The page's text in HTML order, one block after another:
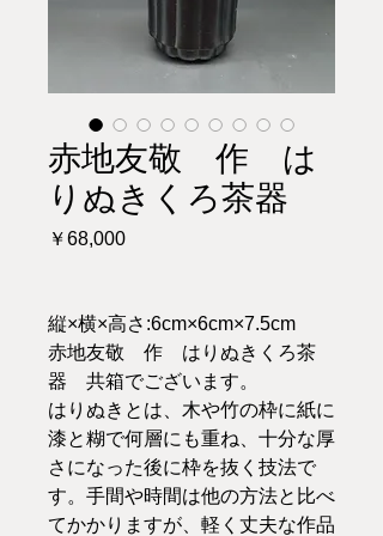
赤地友敬 作 は
りぬきくろ茶器
￥68,000価
縦×横×高さ:6cm×6cm×7.5cm
赤地友敬 作 はりぬきくろ茶
器 共箱でございます。
はりぬきとは、木や竹の枠に紙に
漆と糊で何層にも重ね、十分な厚
さになった後に枠を抜く技法で
す。手間や時間は他の方法と比べ
てかかりますが、軽く丈夫な作品